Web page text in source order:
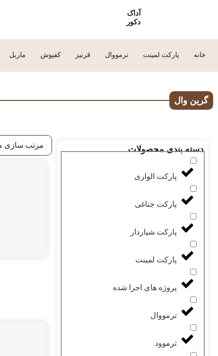
آداک
دکور
خانه پارکت لمینت ترمووال قرنیز کفپوش ماربل
گرین وال
دسته بندی محصولات
پارکت الواری
پارکت جناغی
پارکت شیاردار
پارکت لمینت
پروژه های اجرا شده
ترمووال
ترموود
مرتب سازی